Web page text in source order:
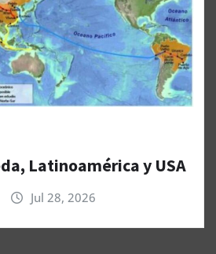
Latinoamérica y USA
Jul 28, 2026